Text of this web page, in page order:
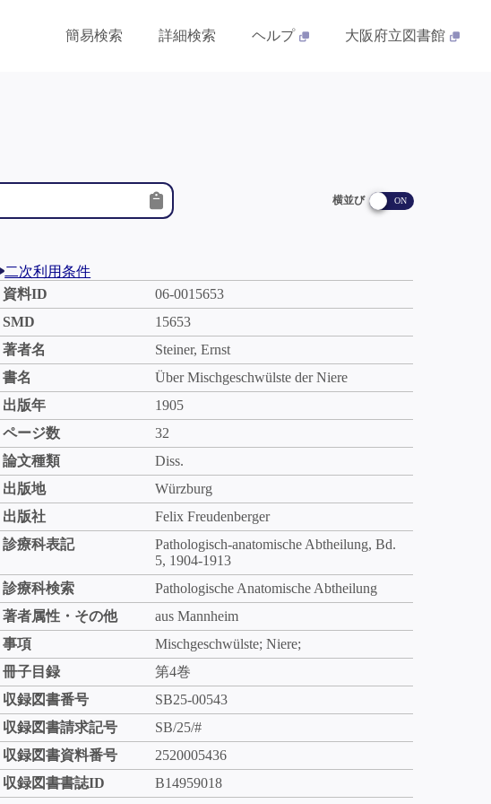
簡易検索 詳細検索 ヘルプ 大阪府立図書館
横並び
二次利用条件
資料ID
06-0015653
SMD
15653
著者名
Steiner, Ernst
書名
Über Mischgeschwülste der Niere
出版年
1905
ページ数
32
論文種類
Diss.
出版地
Würzburg
出版社
Felix Freudenberger
診療科表記
Pathologisch-anatomische Abtheilung, Bd.
5, 1904-1913
診療科検索
Pathologische Anatomische Abtheilung
著者属性・その他
aus Mannheim
事項
Mischgeschwülste; Niere;
冊子目録
第4巻
収録図書番号
SB25-00543
収録図書請求記号
SB/25/#
収録図書資料番号
2520005436
収録図書書誌ID
B14959018